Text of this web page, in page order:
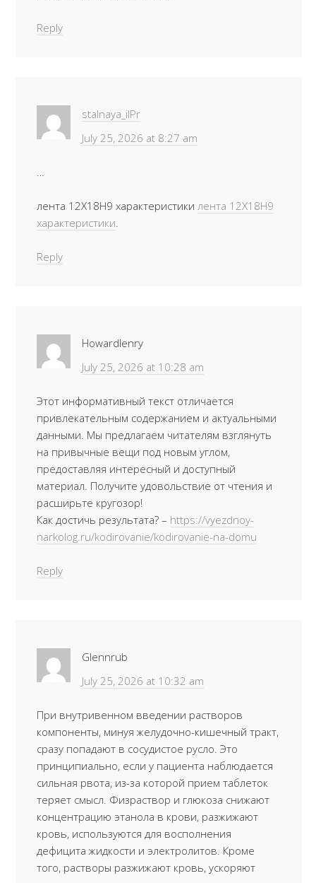
Reply
stalnaya_ilPr
July 25, 2026 at 8:27 am
лента 12Х18Н9 характеристики лента 12Х18Н9
характеристики
Reply
Howardlenry
July 25, 2026 at 10:28 am
Этот информативный текст отличается
привлекательным содержанием и актуальными
данными. Мы предлагаем читателям взглянуть
на привычные вещи под новым углом,
предоставляя интересный и доступный
материал. Получите удовольствие от чтения и
расширьте кругозор!
Как достичь результата? – https://vyezdnoy-
narkolog.ru/kodirovanie/kodirovanie-na-domu
Reply
Glennrub
July 25, 2026 at 10:32 am
При внутривенном введении растворов
компоненты, минуя желудочно-кишечный тракт,
сразу попадают в сосудистое русло. Это
принципиально, если у пациента наблюдается
сильная рвота, из-за которой прием таблеток
теряет смысл. Физраствор и глюкоза снижают
концентрацию этанола в крови, разжижают
кровь, используются для восполнения
дефицита жидкости и электролитов. Кроме
того, растворы разжижают кровь, ускоряют